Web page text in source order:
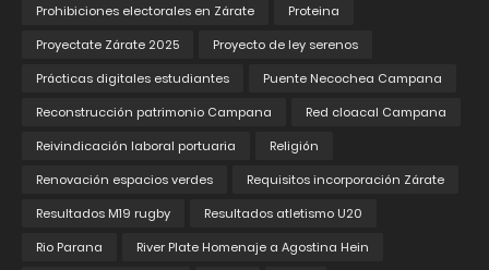
Prohibiciones electorales en Zárate
Proteina
Proyectate Zárate 2025
Proyecto de ley serenos
Prácticas digitales estudiantes
Puente Necochea Campana
Reconstrucción patrimonio Campana
Red cloacal Campana
Reivindicación laboral portuaria
Religión
Renovación espacios verdes
Requisitos incorporación Zárate
Resultados M19 rugby
Resultados atletismo U20
Rio Parana
River Plate Homenaje a Agostina Hein